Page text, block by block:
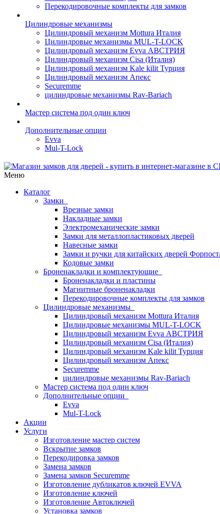
Перекодировочные комплекты для замков
Цилиндровые механизмы
Цилиндровый механизм Mottura Италия
Цилиндровые механизмы MUL-T-LOCK
Цилиндровый механизм Evva АВСТРИЯ
Цилиндровый механизм Cisa (Италия)
Цилиндровый механизм Kale kilit Турция
Цилиндровый механизм Апекс
Securemme
цилиндровые механизмы Rav-Bariach
Мастер система под один ключ
Дополнительные опции
Evva
Mul-T-Lock
Меню
Каталог
Замки
Врезные замки
Накладные замки
Электромеханические замки
Замки для металлопластиковых дверей
Навесные замки
Замки и ручки для китайских дверей
Кодовые замки
Броненакладки и комплектующие
Броненакладки и пластины
Магнитные броненакладки
Перекодировочные комплекты для замков
Цилиндровые механизмы
Цилиндровый механизм Mottura Италия
Цилиндровые механизмы MUL-T-LOCK
Цилиндровый механизм Evva АВСТРИЯ
Цилиндровый механизм Cisa (Италия)
Цилиндровый механизм Kale kilit Турция
Цилиндровый механизм Апекс
Securemme
цилиндровые механизмы Rav-Bariach
Мастер система под один ключ
Дополнительные опции
Evva
Mul-T-Lock
Акции
Услуги
Изготовление мастер систем
Вскрытие замков
Перекодировка замков
Замена замков
Замена замков Securemme
Изготовление дубликатов ключей EVVA
Изготовление ключей
Изготовление Автоключей
Установка замков